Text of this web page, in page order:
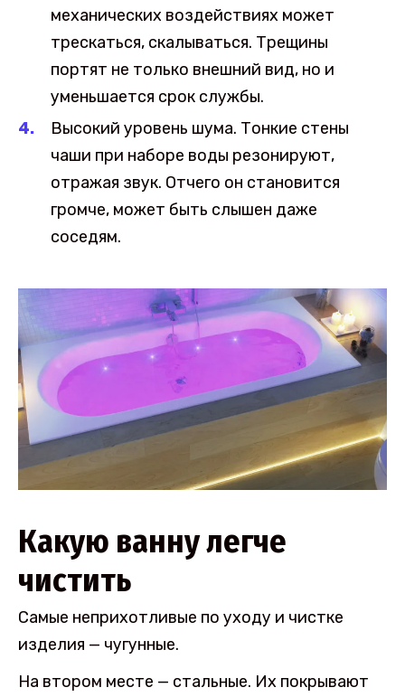
механических воздействиях может
трескаться, скалываться. Трещины
портят не только внешний вид, но и
уменьшается срок службы.
Высокий уровень шума. Тонкие стены
чаши при наборе воды резонируют,
отражая звук. Отчего он становится
громче, может быть слышен даже
соседям.
Какую ванну легче
чистить
Самые неприхотливые по уходу и чистке
изделия — чугунные.
На втором месте — стальные. Их покрывают